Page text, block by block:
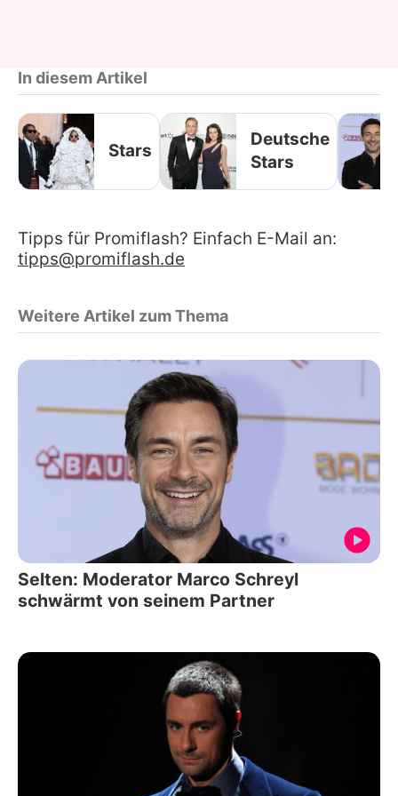
In diesem Artikel
Stars
Deutsche
Stars
Tipps für Promiflash? Einfach E-Mail an:
tipps@promiflash.de
Weitere Artikel zum Thema
Selten: Moderator Marco Schreyl
schwärmt von seinem Partner